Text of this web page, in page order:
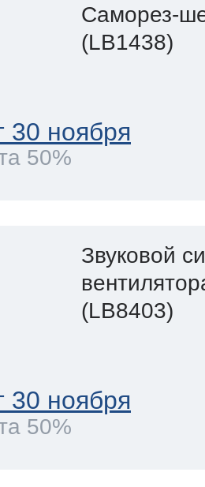
Саморез-
(LB1438)
30 ноября
50%
Звуковой
(LB8403)
30 ноября
50%